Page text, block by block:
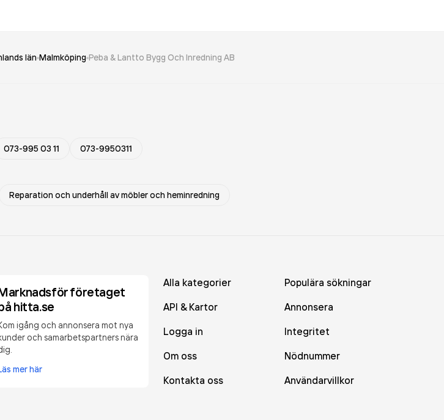
län Malmköping Peba & Lantto Bygg Och Inredning AB
073-995 03 11 073-9950311
Reparation och underhåll av möbler och heminredning
företaget
hitta.se
igång och annonsera mot nya
och samarbetspartners nära
mer här
Alla kategorier
Populära sökningar
API & Kartor
Annonsera
Logga in
Integritet
Om oss
Nödnummer
Kontakta oss
Användarvillkor